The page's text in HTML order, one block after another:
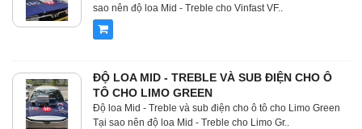
sao nên độ loa Mid - Treble cho Vinfast VF..
ĐỘ LOA MID - TREBLE VÀ SUB ĐIỆN CHO Ô
TÔ CHO LIMO GREEN
Độ loa Mid - Treble và sub điện cho ô tô cho Limo Green
Tại sao nên độ loa Mid - Treble cho Limo Gr..